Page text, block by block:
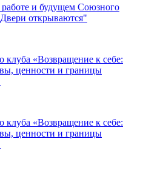
и будущем Союзного
открываются"
клуба «Возвращение к себе:
ценности и границы
клуба «Возвращение к себе:
ценности и границы